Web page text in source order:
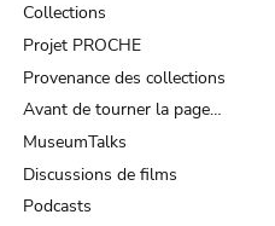
Collections
Projet PROCHE
Provenance des collections
Avant de tourner la page…
MuseumTalks
Discussions de films
Podcasts